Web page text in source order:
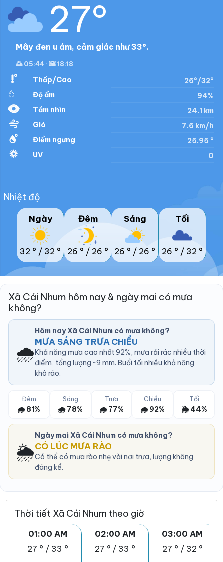
27°
Mây đen u ám, cảm giác như 33°.
🌅 05:44 · 🌇 18:18
Thấp/Cao
26°/32°
Độ ẩm
94%
Tầm nhìn
24.1 km
Gió
7.6 km/h
Điểm ngưng
25.95 °
UV
0
Nhiệt độ
Ngày
32 ° / 32 °
Đêm
26 ° / 26 °
Sáng
26 ° / 26 °
Tối
26 ° / 32 °
Xã Cái Nhum hôm nay & ngày mai có mưa
không?
🌧️
Hôm nay Xã Cái Nhum có mưa không?
MƯA SÁNG TRƯA CHIỀU
Khả năng mưa cao nhất 92%, mưa rải rác nhiều thời
điểm, tổng lượng ~9 mm. Buổi tối nhiều khả năng
khô ráo.
Đêm
🌧️ 81%
Sáng
🌧️ 78%
Trưa
🌧️ 77%
Chiều
🌧️ 92%
Tối
🌦️ 44%
🌦️
Ngày mai Xã Cái Nhum có mưa không?
CÓ LÚC MƯA RÀO
Có thể có mưa rào nhẹ vài nơi trưa, lượng không
đáng kể.
Thời tiết Xã Cái Nhum theo giờ
01:00 AM
27 ° / 33 °
02:00 AM
27 ° / 33 °
03:00 AM
27 ° / 32 °